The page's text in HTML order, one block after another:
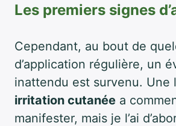
Les premiers signes
Cependant, au bout de
d’application régulière, un
inattendu est survenu. Une
irritation cutanée a
manifester, mais je l’ai